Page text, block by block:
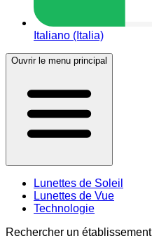
Italiano (Italia)
Ouvrir le menu principal
Lunettes de Soleil
Lunettes de Vue
Technologie
Rechercher un établissement